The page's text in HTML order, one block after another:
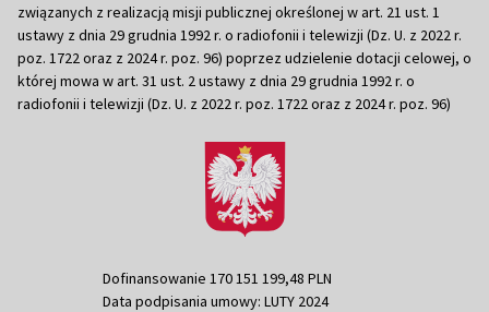
związanych z realizacją misji publicznej określonej w art. 21 ust. 1
ustawy z dnia 29 grudnia 1992 r. o radiofonii i telewizji (Dz. U. z 2022 r.
poz. 1722 oraz z 2024 r. poz. 96) poprzez udzielenie dotacji celowej, o
której mowa w art. 31 ust. 2 ustawy z dnia 29 grudnia 1992 r. o
radiofonii i telewizji (Dz. U. z 2022 r. poz. 1722 oraz z 2024 r. poz. 96)
Dofinansowanie 170 151 199,48 PLN
Data podpisania umowy: LUTY 2024